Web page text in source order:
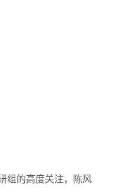
组的高度关注，陈风